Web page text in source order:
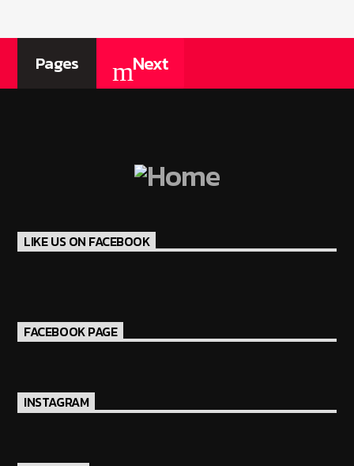
Pages Next
LIKE US ON FACEBOOK
FACEBOOK PAGE
INSTAGRAM